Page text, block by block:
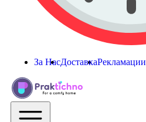
За НасДоставкаРекламации